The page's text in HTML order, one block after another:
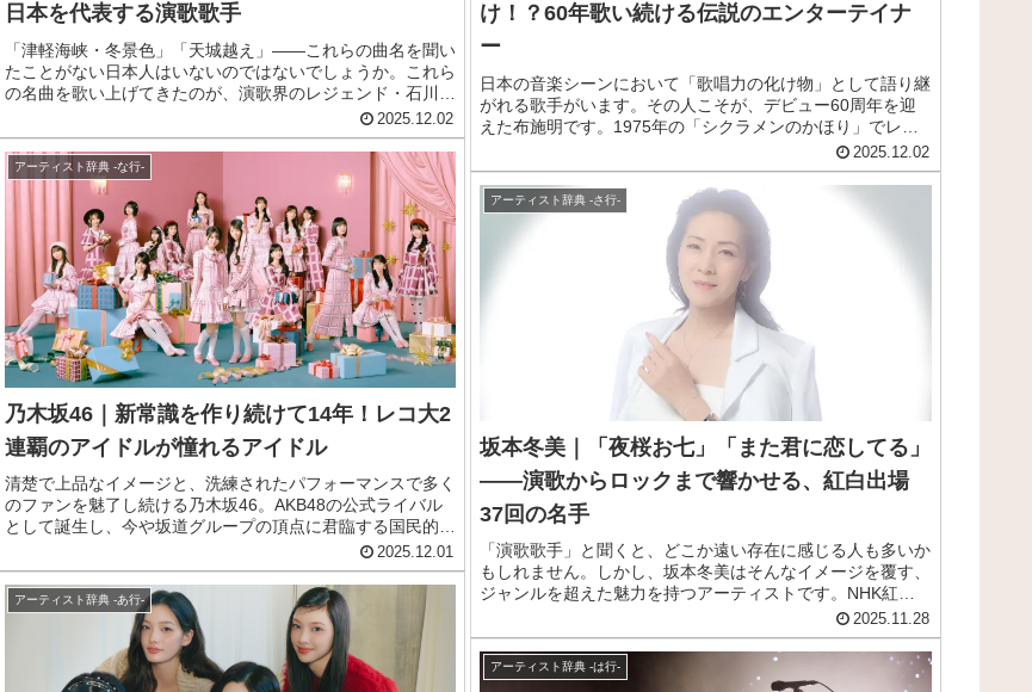
日本を代表する演歌歌手
「津軽海峡・冬景色」「天城越え」——これらの曲名を聞い
たことがない日本人はいないのではないでしょうか。これら
の名曲を歌い上げてきたのが、演歌界のレジェンド・石川さ
ゆりです。紅白歌合戦に紅組歴代最多となる48回出場を果
たし、今なお第一線で活躍を続ける彼女の魅力を紹介しま
す。å
2025.12.02
け！？60年歌い続ける伝説のエンターテイナ
ー
日本の音楽シーンにおいて「歌唱力の化け物」として語り継
がれる歌手がいます。その人こそが、デビュー60周年を迎
えた布施明です。1975年の「シクラメンのかほり」でレコ
ード大賞を受賞し、現在も第一線で活躍を続ける彼の魅力に
迫ります。
2025.12.02
アーティスト辞典 -な行-
乃木坂46｜新常識を作り続けて14年！レコ大2
連覇のアイドルが憧れるアイドル
清楚で上品なイメージと、洗練されたパフォーマンスで多く
のファンを魅了し続ける乃木坂46。AKB48の公式ライバル
として誕生し、今や坂道グループの頂点に君臨する国民的ア
イドルグループです。日本レコード大賞を2年連続で受賞す
るなど、音楽的な評価も高い彼女たちの魅力に迫ります。
2025.12.01
アーティスト辞典 -さ行-
坂本冬美｜「夜桜お七」「また君に恋してる」
——演歌からロックまで響かせる、紅白出場
37回の名手
「演歌歌手」と聞くと、どこか遠い存在に感じる人も多いか
もしれません。しかし、坂本冬美はそんなイメージを覆す、
ジャンルを超えた魅力を持つアーティストです。NHK紅白
歌合戦に37回出場という実績を誇りながら、ロックユニッ
トでの活動やYouTuberとしての一面も持つ彼女。この記事
では、坂本冬美の来歴から代表曲まで、その魅力をサクッと
ご紹介します。
2025.11.28
アーティスト辞典 -あ行-
アーティスト辞典 -は行-